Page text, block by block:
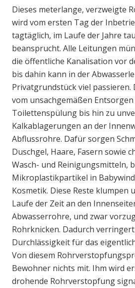
Dieses meterlange, verzweigte
wird vom ersten Tag der
tagtäglich, im Laufe der Jahre
beansprucht. Alle Leitungen
die öffentliche Kanalisation vor
bis dahin kann in der
Privatgrundstück viel passieren.
vom unsachgemäßen
Toilettenspülung bis hin zu
Kalkablagerungen an der
Abflussrohre. Dafür sorgen
Duschgel, Haare, Fasern sowie
Wasch- und Reinigungsmitteln,
Mikroplastikpartikel in
Kosmetik. Diese Reste klumpen
Laufe der Zeit an den
Abwasserrohre, und zwar
Rohrknicken. Dadurch
Durchlässigkeit für das
Von diesem
Bewohner nichts mit. Ihm wird
drohende Rohrverstopfung